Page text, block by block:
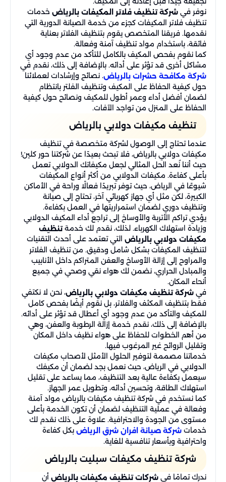
نوفر في شركة تنظيف فلاتر المكيفات بالرياض خدمات
تنظيف فلاتر المكيفات كجزء من خدمة الصيانة الدورية التي
نقدمها. فريقنا المتخصص يقوم بتنظيف الفلاتر بعناية
فائقة، باستخدام مواد تنظيف آمنة وفعالة.
كما نقوم بفحص المكيف بالكامل للتأكد من عدم وجود أي
مشاكل أخرى قد تؤثر على أدائه. بالإضافة إلى ذلك، نقدم في
شركة مكافحة حشرات بالرياض. نصائح وإرشادات لعملائنا
حول كيفية الحفاظ على المكيف وتنظيف الفلتر بانتظام
لضمان أفضل أداء وعمر أطول للمكيف ونصائح حول كيفية
الحفاظ على المنزل من تواجد الآفات.
تنظيف مكيفات دولابي بالرياض
عندما تحتاج إلى الوصول لشركة متخصصة في تنظيف
مكيفات دولابي بالرياض، فلا تبحث بعيدًا عن شركتنا حور كلين!
حيث أننا نُعد الحل المثالي لجعل مكيفاتك الدولابي تعمل
بأعلى كفاءة. مكيفات الدولابي من أكثر أنواع المكيفات
شيوعًا في الرياض، حيث توفر تبريدًا فعالًا وراحة في الأماكن
الكبيرة، لكن مثل أي جهاز كهربائي آخر، تحتاج إلى صيانة
وتنظيف دوري لضمان استمراريتها في العمل بكفاءة.
يؤدي تراكم الأتربة والأوساخ إلى تراجع أداء المكيف الدولابي
وزيادة استهلاك الكهرباء. لذلك، نقدم لك خدمةتنظيف
مكيفات دولابي بالرياض التي تعتمد على أحدث التقنيات
لتنظيف المكيفات بشكل شامل ودقيق. من تنظيف الفلاتر
والمراوح إلى إزالة الأوساخ والعفن المتراكم داخل الأنابيب
والمبادل الحراري، نضمن لك هواء نقي وصحي في جميع
أنحاء المكان.
في شركة تنظيف مكيفات دولابي بالرياض، نحن لا نكتفي
فقط بتنظيف المكثف والفلاتر، بل نقوم أيضًا بفحص كامل
للمكيف والتأكد من عدم وجود أي أعطال قد تؤثر على أدائه.
بالإضافة إلى ذلك، نقدم خدمة إزالة الرطوبة والعفن، وهي
من أهم الخطوات للحفاظ على هواء نظيف داخل المكان
وتقليل الروائح غير المرغوب فيها.
خدماتنا مصممة لتوفير الحلول الأمثل لأصحاب مكيفات
الدولابي في الرياض، حيث نعمل بجد لضمان أن مكيفك
سيعمل بكفاءة عالية بعد التنظيف، مما يساعد على تقليل
استهلاك الطاقة، وتحسين أدائه، وتطويل عمر الجهاز.
كما نستخدم في شركة تنظيف مكيفات بالرياض مواد آمنة
وفعالة في عملية التنظيف لضمان أن تكون الخدمة بأعلى
مستوى من الجودة والاحترافية. علاوة على ذلك نقدم لك
خدمات شركة صيانة افران شرق الرياض بكل كفاءة
واحترافية وبأسعار تنافسية للغاية.
شركة تنظيف مكيفات سبليت​ بالرياض
ندرك تمامًا في شركات تنظيف مكيفات بالرياض أن